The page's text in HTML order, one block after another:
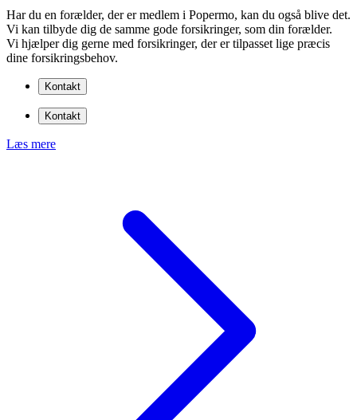
Har du en forælder, der er medlem i Popermo, kan du også blive det.
Vi kan tilbyde dig de samme gode forsikringer, som din forælder.
Vi hjælper dig gerne med forsikringer, der er tilpasset lige præcis
dine forsikringsbehov.
Kontakt
Kontakt
Læs mere